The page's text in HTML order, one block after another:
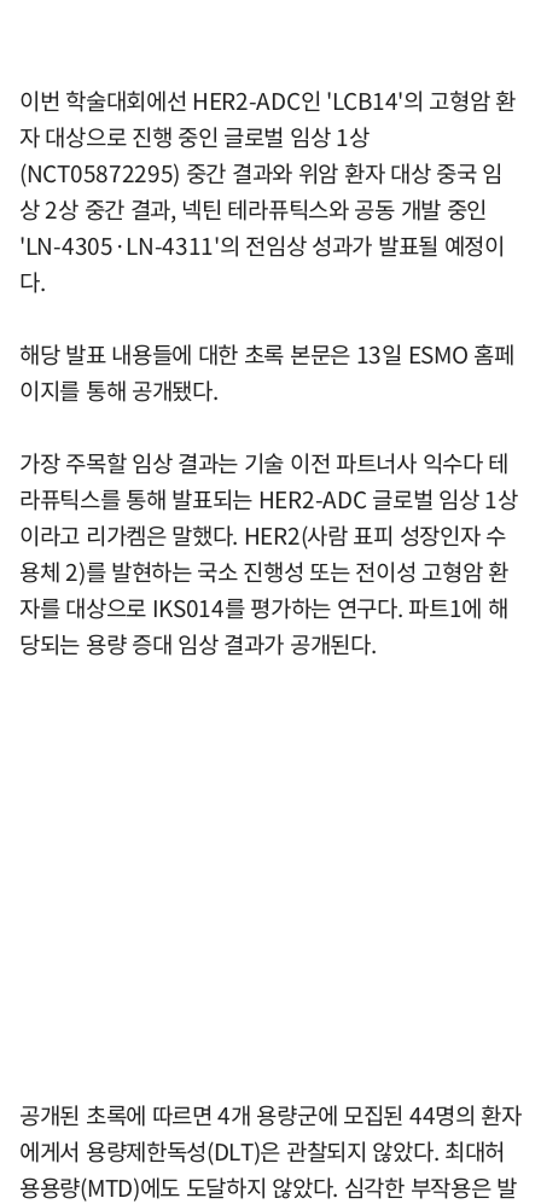
이번 학술대회에선 HER2-ADC인 'LCB14'의 고형암 환
자 대상으로 진행 중인 글로벌 임상 1상
(NCT05872295) 중간 결과와 위암 환자 대상 중국 임
상 2상 중간 결과, 넥틴 테라퓨틱스와 공동 개발 중인
'LN-4305·LN-4311'의 전임상 성과가 발표될 예정이
다.
해당 발표 내용들에 대한 초록 본문은 13일 ESMO 홈페
이지를 통해 공개됐다.
가장 주목할 임상 결과는 기술 이전 파트너사 익수다 테
라퓨틱스를 통해 발표되는 HER2-ADC 글로벌 임상 1상
이라고 리가켐은 말했다. HER2(사람 표피 성장인자 수
용체 2)를 발현하는 국소 진행성 또는 전이성 고형암 환
자를 대상으로 IKS014를 평가하는 연구다. 파트1에 해
당되는 용량 증대 임상 결과가 공개된다.
공개된 초록에 따르면 4개 용량군에 모집된 44명의 환자
에게서 용량제한독성(DLT)은 관찰되지 않았다. 최대허
용용량(MTD)에도 도달하지 않았다. 심각한 부작용은 발